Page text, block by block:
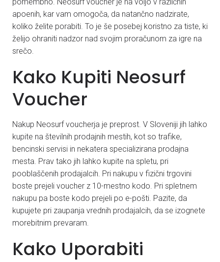
apoenih, kar vam omogoča, da natančno nadzirate,
koliko želite porabiti. To je še posebej koristno za tiste, ki
želijo ohraniti nadzor nad svojim proračunom za igre na
srečo.
Kako Kupiti Neosurf
Voucher
Nakup Neosurf voucherja je preprost. V Sloveniji jih lahko
kupite na številnih prodajnih mestih, kot so trafike,
bencinski servisi in nekatera specializirana prodajna
mesta. Prav tako jih lahko kupite na spletu, pri
pooblaščenih prodajalcih. Pri nakupu v fizični trgovini
boste prejeli voucher z 10-mestno kodo. Pri spletnem
nakupu pa boste kodo prejeli po e-pošti. Pazite, da
kupujete pri zaupanja vrednih prodajalcih, da se izognete
morebitnim prevaram.
Kako Uporabiti